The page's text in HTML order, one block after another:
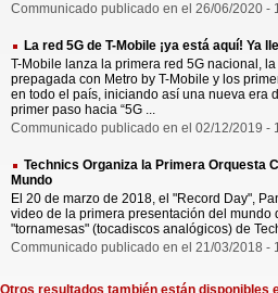
Communicado publicado en el 26/06/2020 -
La red 5G de T-Mobile ¡ya está aquí! Ya
T-Mobile lanza la primera red 5G nacional,
prepagada con Metro by T-Mobile y los
en todo el país, iniciando así una nueva era
primer paso hacia “5G ...
Communicado publicado en el 02/12/2019 -
Technics Organiza la Primera Orquesta
Mundo
El 20 de marzo de 2018, el "Record Day",
video de la primera presentación del mundo
"tornamesas" (tocadiscos analógicos) de
Communicado publicado en el 21/03/2018 -
Otros resultados también están disponibles